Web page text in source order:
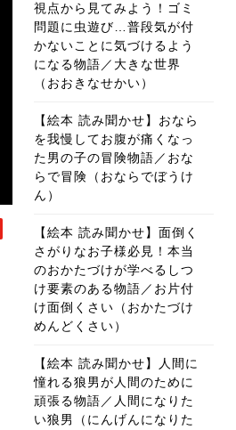
視点から見てみよう！ゴミ
問題に虫遊び…普段気が付
かないことに気づけるよう
になる物語／大きな世界
（おおきなせかい）
【絵本 読み聞かせ】おなら
を我慢してお腹が痛くなっ
た男の子の冒険物語／おな
らで冒険（おならでぼうけ
ん）
【絵本 読み聞かせ】面倒く
さがりなお子様必見！本当
のおかたづけが学べるしつ
け要素のある物語／お片付
け面倒くさい（おかたづけ
めんどくさい）
【絵本 読み聞かせ】人間に
憧れる狼男が人間のために
頑張る物語／人間になりた
い狼男（にんげんになりた